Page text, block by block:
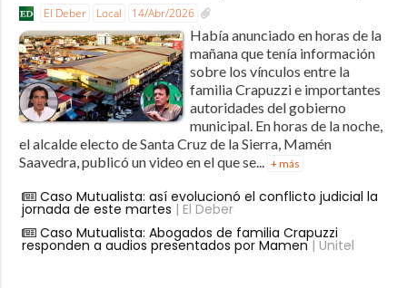
El Deber Local 14/Abr/2026
Había anunciado en horas de la
mañana que tenía información
sobre los vínculos entre la
familia Crapuzzi e importantes
autoridades del gobierno
municipal. En horas de la noche,
el alcalde electo de Santa Cruz de la Sierra, Mamén
Saavedra, publicó un video en el que se... + más
Caso Mutualista: así evolucionó el conflicto judicial la
jornada de este martes | El Deber
Caso Mutualista: Abogados de familia Crapuzzi
responden a audios presentados por Mamen| Unitel